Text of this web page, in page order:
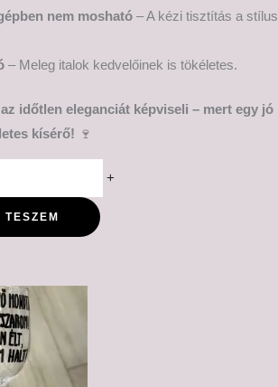
nem mosható – A kézi tisztítás a stílus
– Meleg italok kedvelőinek is tökéletes.
időtlen eleganciát képviseli – mert egy jó
kísérő! 🍷
+